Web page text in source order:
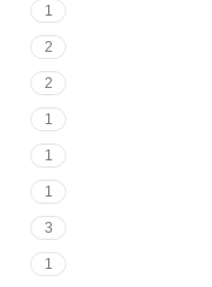
1
2
2
1
1
1
3
1